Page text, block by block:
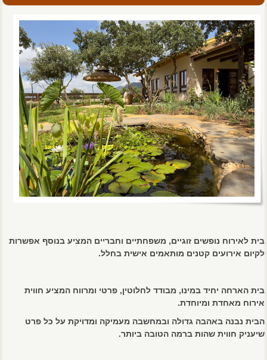
בית לאירוח נופשים זוגיים, משפחתיים וחבריים המציע בנוסף אפשרות
לקיום אירועים קטנים מותאמים אישית בחלל.
בית הארחה יחיד במינו, מבודד לחלוטין, פרטי ומרווח המציע חווית
אירוח מאחדת ומיוחדת.
הבית נבנה באהבה גדולה ובמחשבה מעמיקה ומדויקת על כל פרט
שיעניק חווית שהות ברמה הטובה ביותר.